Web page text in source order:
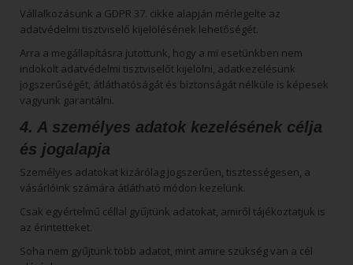
Vállalkozásunk a GDPR 37. cikke alapján mérlegelte az
adatvédelmi tisztviselő kijelölésének lehetőségét.
Arra a megállapításra jutottunk, hogy a mi esetünkben nem
indokolt adatvédelmi tisztviselőt kijelölni, adatkezelésünk
jogszerűségét, átláthatóságát és biztonságát nélküle is képesek
vagyunk garantálni.
4. A személyes adatok kezelésének célja
és jogalapja
Személyes adatokat kizárólag jogszerűen, tisztességesen, a
vásárlóink számára átlátható módon kezelünk.
Csak egyértelmű céllal gyűjtünk adatokat, amiről tájékoztatjuk is
az érintetteket.
Soha nem gyűjtünk több adatot, mint amire szükség van a cél